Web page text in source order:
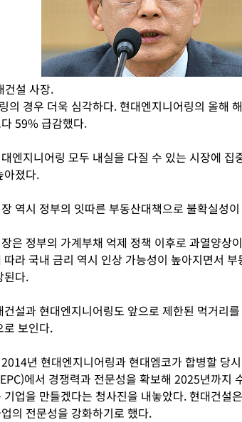
설 사장.
의 경우 더욱 심각하다. 현대엔지니어링의 올해
59% 급감했다.
엔지니어링 모두 내실을 다질 수 있는 시장에 집
아졌다.
역시 정부의 잇따른 부동산대책으로 불확실성
은 정부의 가계부채 억제 정책 이후로 과열양상
따라 국내 금리 역시 인상 가능성이 높아지면서
된다.
건설과 현대엔지니어링도 앞으로 제한된 먹거리
로 보인다.
년 현대엔지니어링과 현대엠코가 합병할 당
에서 경쟁력과 전문성을 확보해 2025년까지
업을 만들겠다는 청사진을 내놓았다. 현대건설
의 전문성을 강화하기로 했다.